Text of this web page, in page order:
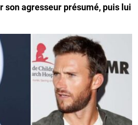
son agresseur présumé, puis lui